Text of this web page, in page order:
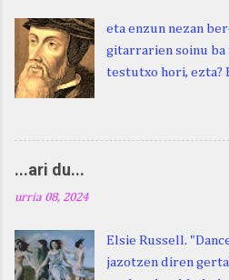
eta enzun nezan
gitarrarien soinu ba
testutxo hori, ezta?
justuri...) hitza
Kontua da, beraren
egun" izeneko
duzue Kristinari
...ari du...
urria 08, 2024
Elsie Russell.
jazotzen diren